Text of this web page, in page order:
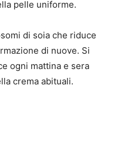
pelle uniforme.
di soia che riduce
di nuove. Si
ogni mattina e sera
crema abituali.